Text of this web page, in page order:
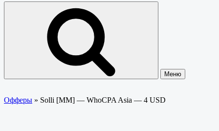
Меню
Офферы » Solli [MM] — WhoCPA Asia — 4 USD